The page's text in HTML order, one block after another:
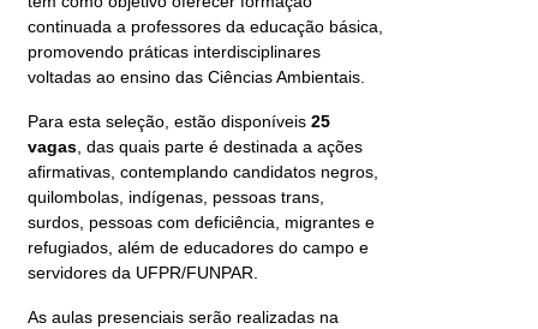
continuada a professores da educação básica,
promovendo práticas interdisciplinares
voltadas ao ensino das Ciências Ambientais.
Para esta seleção, estão disponíveis25
vagas, das quais parte é destinada a ações
afirmativas, contemplando candidatos negros,
quilombolas, indígenas, pessoas trans,
surdos, pessoas com deficiência, migrantes e
refugiados, além de educadores do campo e
servidores da UFPR/FUNPAR.
As aulas presenciais serão realizadas na